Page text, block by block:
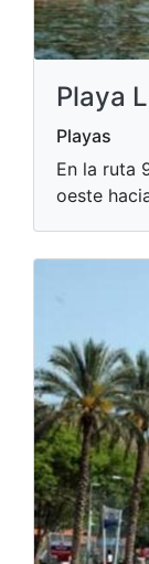
Playa
Playas
En la ruta
oeste